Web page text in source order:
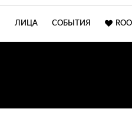
ЛИЦА СОБЫТИЯ